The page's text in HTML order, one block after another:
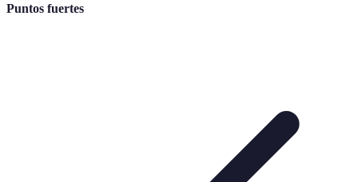
Puntos fuertes